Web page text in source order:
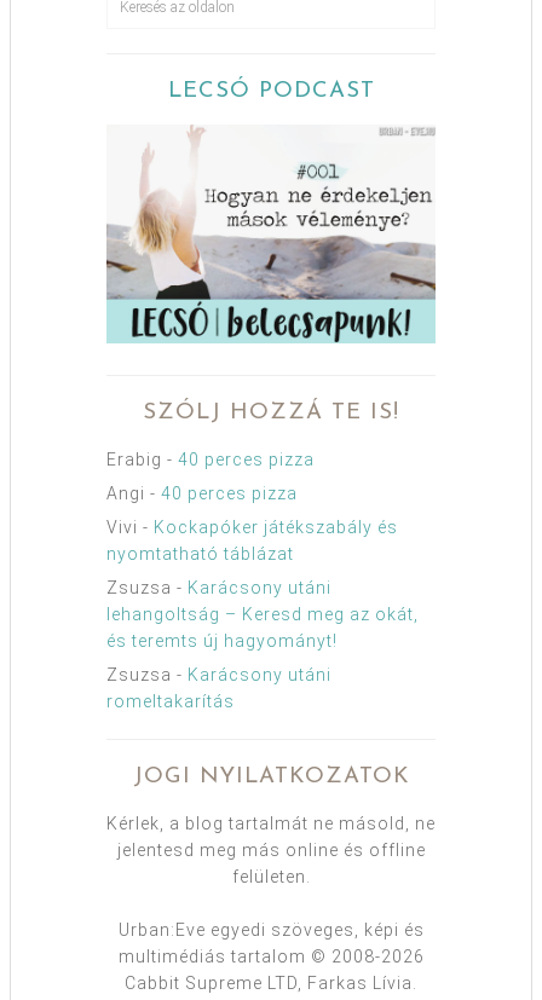
LECSÓ PODCAST
SZÓLJ HOZZÁ TE IS!
Erabig - 40 perces pizza
Angi - 40 perces pizza
Vivi - Kockapóker játékszabály és
nyomtatható táblázat
Zsuzsa - Karácsony utáni
lehangoltság – Keresd meg az okát,
és teremts új hagyományt!
Zsuzsa - Karácsony utáni
romeltakarítás
JOGI NYILATKOZATOK
Kérlek, a blog tartalmát ne másold, ne
jelentesd meg más online és offline
felületen.
Urban:Eve egyedi szöveges, képi és
multimédiás tartalom © 2008-2026
Cabbit Supreme LTD, Farkas Lívia.